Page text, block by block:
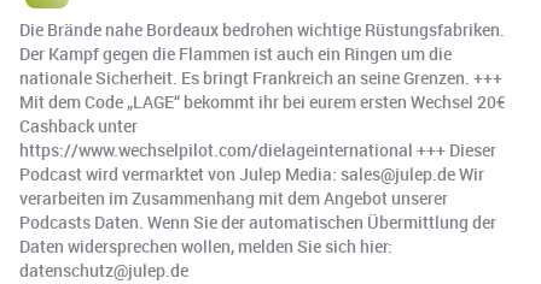
Die Brände nahe Bordeaux bedrohen wichtige Rüstungsfabriken.
Der Kampf gegen die Flammen ist auch ein Ringen um die
nationale Sicherheit. Es bringt Frankreich an seine Grenzen. +++
Mit dem Code „LAGE“ bekommt ihr bei eurem ersten Wechsel 20€
Cashback unter
https://www.wechselpilot.com/dielageinternational +++ Dieser
Podcast wird vermarktet von Julep Media: sales@julep.de Wir
verarbeiten im Zusammenhang mit dem Angebot unserer
Podcasts Daten. Wenn Sie der automatischen Übermittlung der
Daten widersprechen wollen, melden Sie sich hier:
datenschutz@julep.de